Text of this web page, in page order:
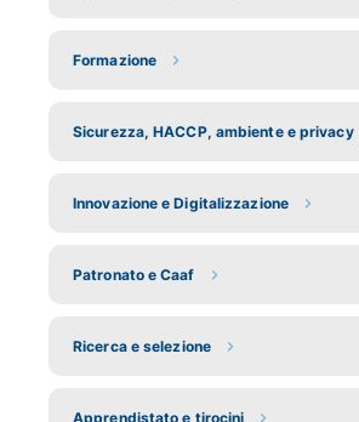
Formazione
Sicurezza, HACCP, ambiente e privacy
Innovazione e Digitalizzazione
Patronato e Caaf
Ricerca e selezione
Apprendistato e tirocini